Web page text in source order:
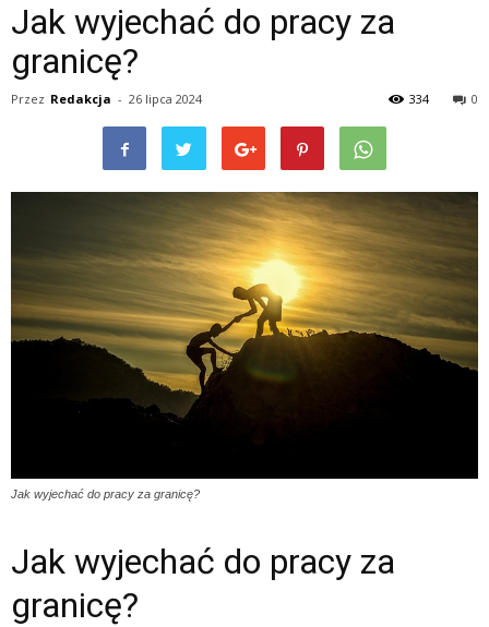
Jak wyjechać do pracy za
granicę?
Przez Redakcja - 26 lipca 2024 0
334
Jak wyjechać do pracy za granicę?
Jak wyjechać do pracy za
granicę?